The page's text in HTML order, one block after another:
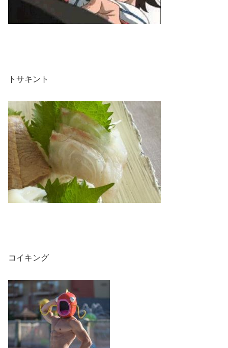
トサキント
コイキング